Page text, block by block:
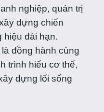
nghiệp, quản trị
dựng chiến
hiệu dài hạn.
đồng hành cùng
trình hiểu cơ thể,
dựng lối sống